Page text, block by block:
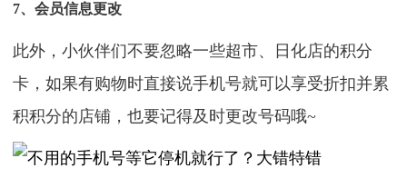
7、会员信息更改
此外，小伙伴们不要忽略一些超市、日化店的积分
卡，如果有购物时直接说手机号就可以享受折扣并累
积积分的店铺，也要记得及时更改号码哦~